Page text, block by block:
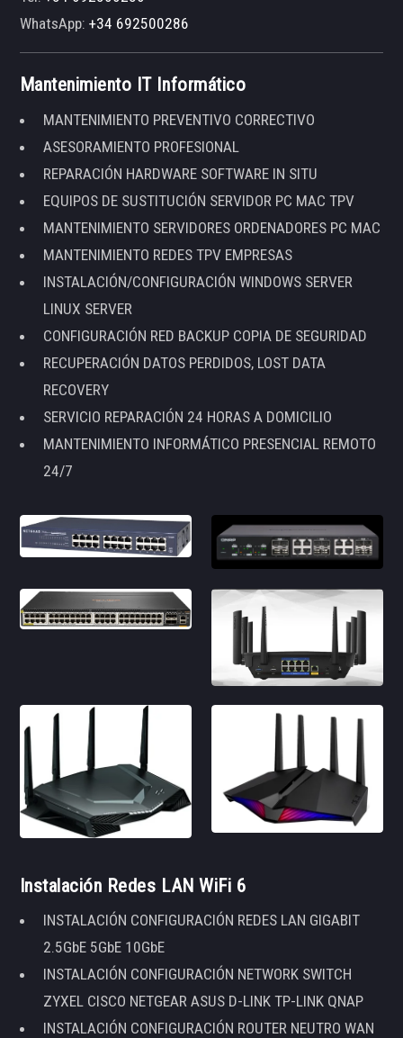
WhatsApp:+34 692500286
Mantenimiento IT Informático
MANTENIMIENTO PREVENTIVO CORRECTIVO
ASESORAMIENTO PROFESIONAL
REPARACIÓN HARDWARE SOFTWARE IN SITU
EQUIPOS DE SUSTITUCIÓN SERVIDOR PC MAC TPV
MANTENIMIENTO SERVIDORES ORDENADORES PC MAC
MANTENIMIENTO REDES TPV EMPRESAS
INSTALACIÓN/CONFIGURACIÓN WINDOWS SERVER
LINUX SERVER
CONFIGURACIÓN RED BACKUP COPIA DE SEGURIDAD
RECUPERACIÓN DATOS PERDIDOS, LOST DATA
RECOVERY
SERVICIO REPARACIÓN 24 HORAS A DOMICILIO
MANTENIMIENTO INFORMÁTICO PRESENCIAL REMOTO
24/7
Instalación Redes LAN WiFi 6
INSTALACIÓN CONFIGURACIÓN REDES LAN GIGABIT
2.5GbE 5GbE 10GbE
INSTALACIÓN CONFIGURACIÓN NETWORK SWITCH
ZYXEL CISCO NETGEAR ASUS D-LINK TP-LINK QNAP
INSTALACIÓN CONFIGURACIÓN ROUTER NEUTRO WAN